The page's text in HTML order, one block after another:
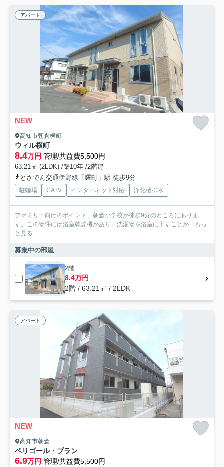
アパート
NEW
高知市朝倉横町
ウィル横町
8.4万円 管理/共益費5,500円
63.21㎡ (2LDK) /築10年 /2階建
とさでん交通伊野線「曙町」駅 徒歩9分
駐輪場 CATV インターネット対応 浄化槽排水
ファミリー向けのポイント、朝倉小学校が徒歩9分のところにありま
す。この物件には浴室乾燥機があり、洗濯物を浴室に干すことが... もっ
と見る
募集中の部屋
2階
8.4万円
2階 / 63.21㎡ / 2LDK
アパート
NEW
高知市朝倉
ペリゴール・ブラン
6.9万円 管理/共益費5,500円